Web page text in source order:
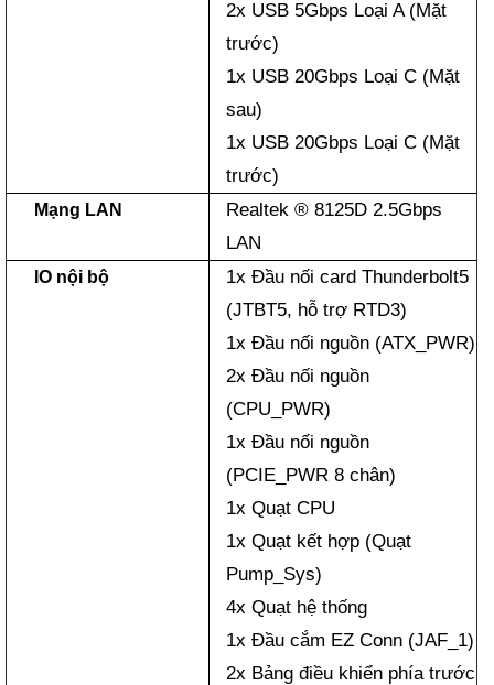
2x USB 5Gbps Loại A (Mặt
trước)
1x USB 20Gbps Loại C (Mặt
sau)
1x USB 20Gbps Loại C (Mặt
trước)
Mạng LAN
Realtek ® 8125D 2.5Gbps
LAN
IO nội bộ
1x Đầu nối card Thunderbolt5
(JTBT5, hỗ trợ RTD3)
1x Đầu nối nguồn (ATX_PWR)
2x Đầu nối nguồn
(CPU_PWR)
1x Đầu nối nguồn
(PCIE_PWR 8 chân)
1x Quạt CPU
1x Quạt kết hợp (Quạt
Pump_Sys)
4x Quạt hệ thống
1x Đầu cắm EZ Conn (JAF_1)
2x Bảng điều khiển phía trước